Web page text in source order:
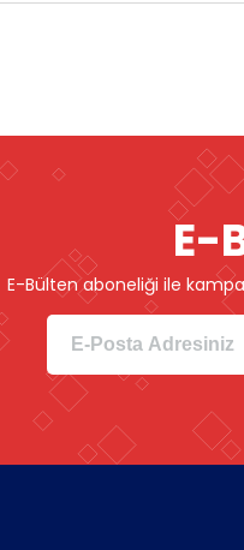
E-
E-Bülten aboneliği ile